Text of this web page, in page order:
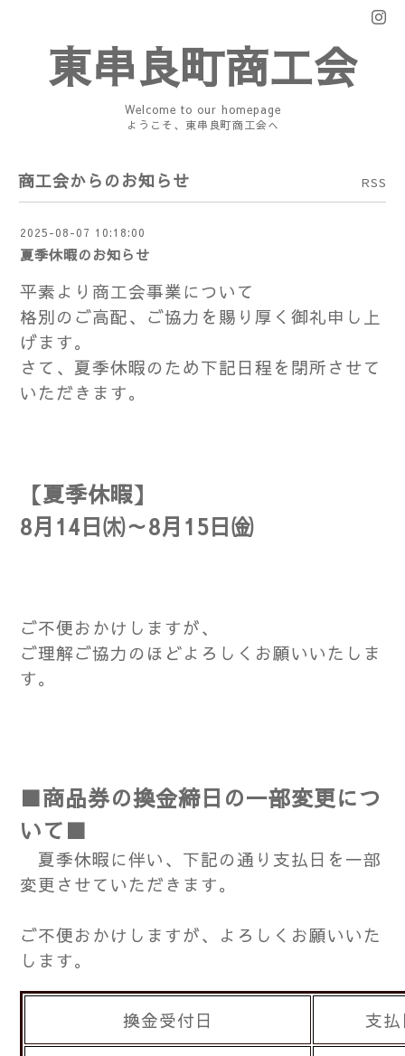
東串良町商工会
Welcome to our homepage
ようこそ、東串良町商工会へ
商工会からのお知らせ RSS
2025-08-07 10:18:00
夏季休暇のお知らせ
平素より商工会事業について
格別のご高配、ご協力を賜り厚く御礼申し上
げます。
さて、夏季休暇のため下記日程を閉所させて
いただきます。
【夏季休暇】
8月14日㈭～8月15日㈮
ご不便おかけしますが、
ご理解ご協力のほどよろしくお願いいたしま
す。
■商品券の換金締日の一部変更につ
いて■
夏季休暇に伴い、下記の通り支払日を一部
変更させていただきます。
ご不便おかけしますが、よろしくお願いいた
します。
換金受付日 支